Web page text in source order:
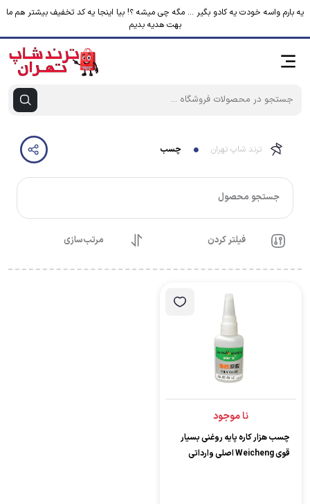
یه بارم واسه خودت یه کادو بگیر ... مگه چی میشه ؟! بیا اینجا یه کد تخفیف بیشتر هم ما
بهت هدیه بدیم
ترند شاپ تهران چسب
جستجو محصول
فیلتر کردن مرتب‌سازی
نا موجود
چسب هزار کاره پایه روغنی بسیار
قوی Weicheng اصلی وارداتی